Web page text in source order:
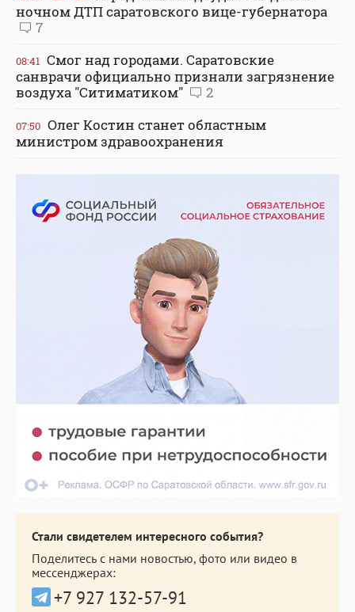
ночном ДТП саратовского вице-губернатора
7
08:41 Смог над городами. Саратовские
санврачи официально признали загрязнение
воздуха "Ситиматиком"
2
07:50 Олег Костин станет областным
министром здравоохранения
Стали свидетелем интересного события?
Поделитесь с нами новостью, фото или видео в
мессенджерах:
+7 927 132-57-91